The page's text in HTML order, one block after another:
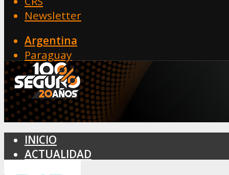
Newsletter
Argentina
Paraguay
INICIO
ACTUALIDAD